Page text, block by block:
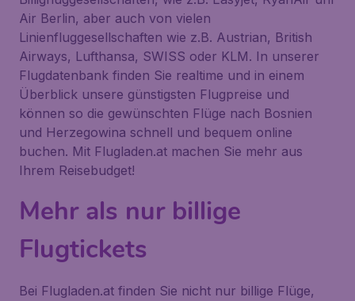
Air Berlin, aber auch von vielen
Linienfluggesellschaften wie z.B. Austrian, British
Airways, Lufthansa, SWISS oder KLM. In unserer
Flugdatenbank finden Sie realtime und in einem
Überblick unsere günstigsten Flugpreise und
können so die gewünschten Flüge nach Bosnien
und Herzegowina schnell und bequem online
buchen. Mit Flugladen.at machen Sie mehr aus
Ihrem Reisebudget!
Mehr als nur billige
Flugtickets
Bei Flugladen.at finden Sie nicht nur billige Flüge,